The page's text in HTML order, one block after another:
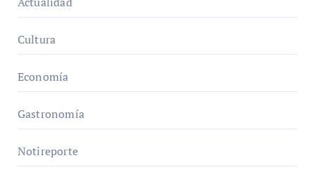
Cultura
Economía
Gastronomía
Notireporte